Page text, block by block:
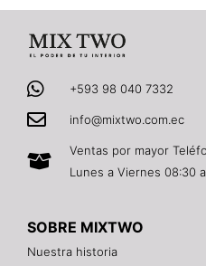
+593 98 040 7332
info@mixtwo.com.ec
Ventas por mayor
Lunes a Viernes 08:30
SOBRE MIXTWO
Nuestra historia